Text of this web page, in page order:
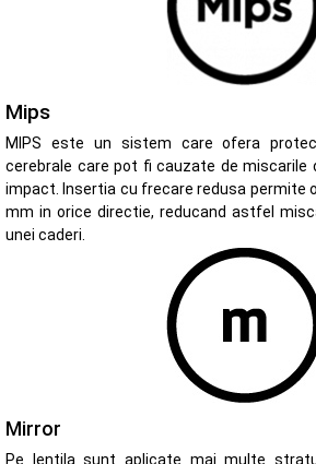
Mips
MIPS este un sistem care ofera
cerebrale care pot fi cauzate de miscarile
impact. Insertia cu frecare redusa permite
mm in orice directie, reducand astfel
unei caderi.
Mirror
Pe lentila sunt aplicate mai multe